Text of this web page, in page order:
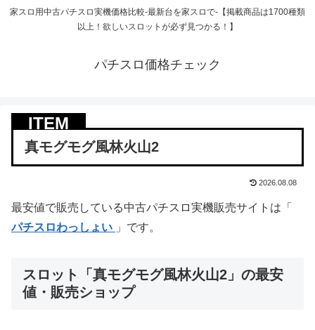
家スロ用中古パチスロ実機価格比較-最新台を家スロで-【掲載商品は1700種類
以上！欲しいスロットが必ず見つかる！】
パチスロ価格チェック
真モグモグ風林火山2
2026.08.08
最安値で販売している中古パチスロ実機販売サイトは「
パチスロわっしょい 」です。
スロット「真モグモグ風林火山2」の最安
値・販売ショップ